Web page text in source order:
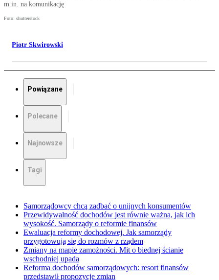
m.in. na komunikację
Foto: shutterstock
Piotr Skwirowski
Powiązane
Polecane
Najnowsze
Tagi
Samorządowcy chcą zadbać o unijnych konsumentów
Przewidywalność dochodów jest równie ważna, jak ich
wysokość. Samorządy o reformie finansów
Ewaluacja reformy dochodowej. Jak samorządy
przygotowują się do rozmów z rządem
Zmiany na mapie zamożności. Mit o biednej ścianie
wschodniej upada
Reforma dochodów samorządowych: resort finansów
przedstawił propozycje zmian